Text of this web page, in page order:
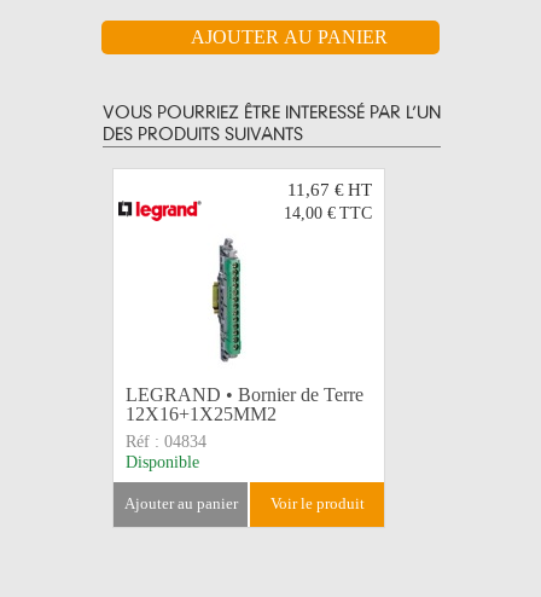
VOUS POURRIEZ ÊTRE INTERESSÉ PAR L’UN
DES PRODUITS SUIVANTS
11,67 €HT
14,00 € TTC
LEGRAND • Bornier de Terre
12X16+1X25MM2
Réf : 04834
Disponible
ajouter au panier voir le produit